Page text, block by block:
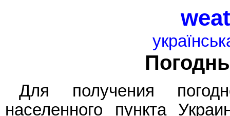
Для получения
населенного пункта